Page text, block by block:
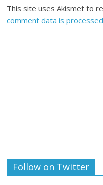
This site uses Akismet to
comment data is processed
Follow on Twitter